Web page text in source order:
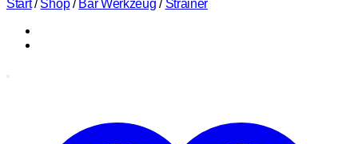
Start / Shop / Bar Werkzeug / Strainer